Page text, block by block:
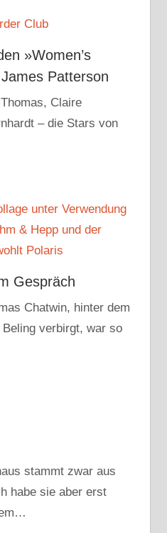
»Women’s
Patterson
Claire
– die Stars von
Gespräch
Chatwin, hinter dem
verbirgt, war so
stammt zwar aus
habe sie aber erst